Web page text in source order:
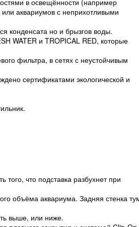
в освещённости (например
аквариумов с неприхотливыми
конденсата но и брызгов воды.
WATER и TROPICAL RED, которые
фильтра, в сетях с неустойчивым
сертификатами экологической и
что подставка разбухнет при
объёма аквариума. Задняя стенка
выше, или ниже.